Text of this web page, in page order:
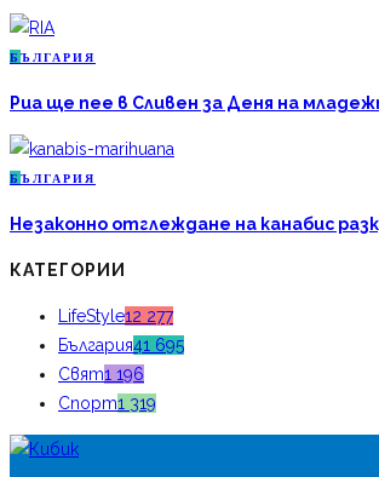
Б ЪЛГАРИЯ
Риа ще пее в Сливен за Деня на
Б ЪЛГАРИЯ
Незаконно отглеждане на канабис
КАТЕГОРИИ
LifeStyle12 277
България41 695
Свят1 196
Спорт1 319